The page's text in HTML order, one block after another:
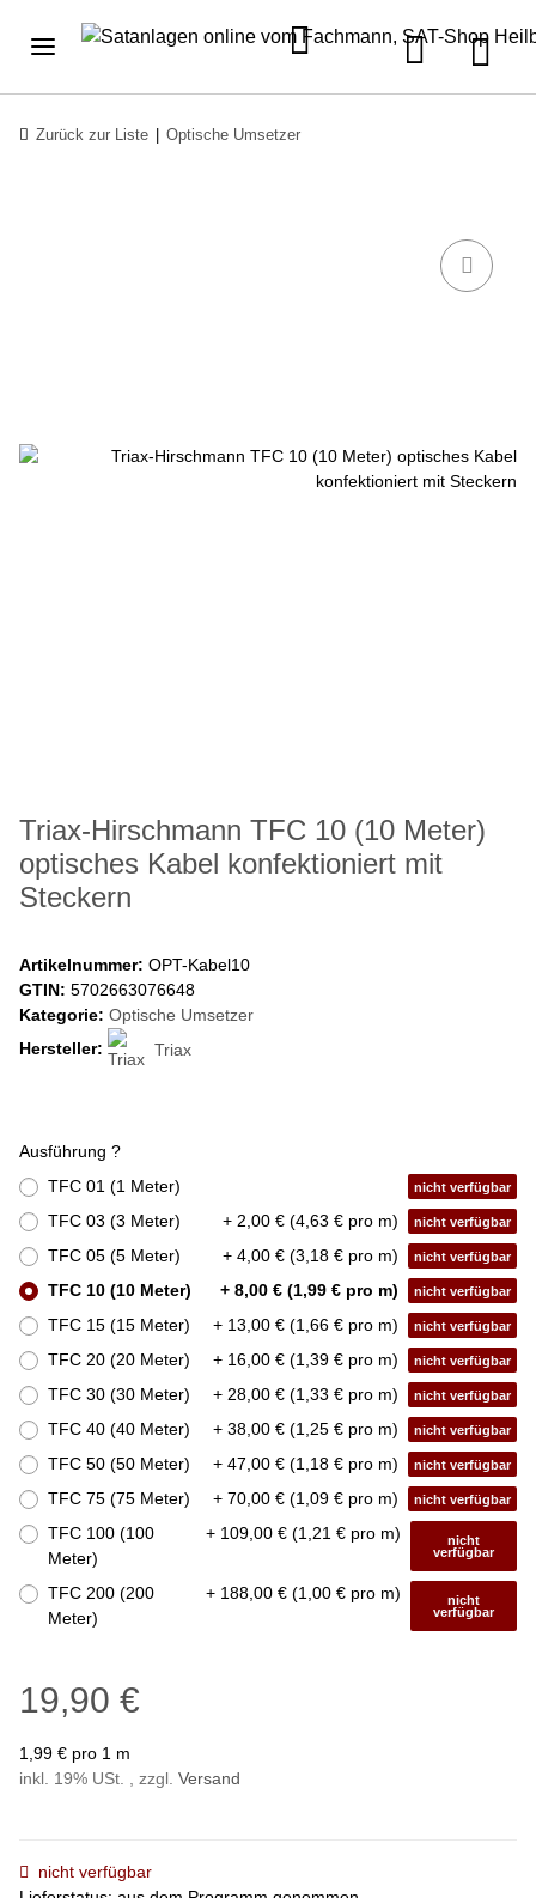
Zurück zur Liste Optische Umsetzer
Triax-Hirschmann TFC 10 (10 Meter)
optisches Kabel konfektioniert mit
Steckern
Artikelnummer: OPT-Kabel10
GTIN: 5702663076648
Kategorie: Optische Umsetzer
Hersteller:
Triax
Ausführung ?
TFC 01 (1 Meter)
nicht verfügbar
TFC 03 (3 Meter) + 2,00 € (4,63 € pro m) nicht verfügbar
TFC 05 (5 Meter) + 4,00 € (3,18 € pro m) nicht verfügbar
TFC 10 (10 Meter) + 8,00 € (1,99 € pro m) nicht verfügbar
TFC 15 (15 Meter) + 13,00 € (1,66 € pro m) nicht verfügbar
TFC 20 (20 Meter) + 16,00 € (1,39 € pro m) nicht verfügbar
TFC 30 (30 Meter) + 28,00 € (1,33 € pro m) nicht verfügbar
TFC 40 (40 Meter) + 38,00 € (1,25 € pro m) nicht verfügbar
TFC 50 (50 Meter) + 47,00 € (1,18 € pro m) nicht verfügbar
TFC 75 (75 Meter) + 70,00 € (1,09 € pro m) nicht verfügbar
TFC 100 (100
Meter)
+ 109,00 € (1,21 € pro m)
nicht
verfügbar
TFC 200 (200
Meter)
+ 188,00 € (1,00 € pro m)
nicht
verfügbar
19,90 €
1,99 € pro 1 m
inkl. 19% USt. , zzgl. Versand
nicht verfügbar